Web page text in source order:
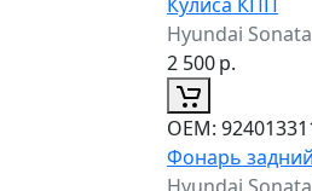
Hyundai
2 500р.
ОЕМ:
Фонарь